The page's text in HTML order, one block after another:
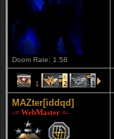
Doom Rate: 1.58
1 2 1
MAZter[iddqd]
-= WebMaster =-